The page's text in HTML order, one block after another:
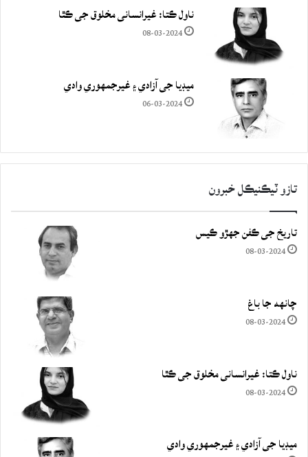
ناول ڪتا: غيرانساني مخلوق جي ڪٿا
08-03-2024
ميڊيا جي آزادي ۽ غيرجمھوري وادي
06-03-2024
تازو ٽيڪنيڪل خبرون
تاريخ جي ڪفن جھڙو ڪيس
08-03-2024
چانهه جا باغ
08-03-2024
ناول ڪتا: غيرانساني مخلوق جي ڪٿا
08-03-2024
ميڊيا جي آزادي ۽ غيرجمھوري وادي